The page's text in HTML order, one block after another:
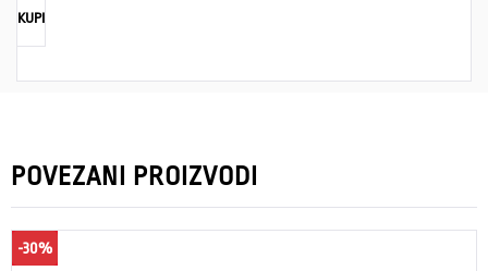
KUPI
POVEZANI PROIZVODI
-30%